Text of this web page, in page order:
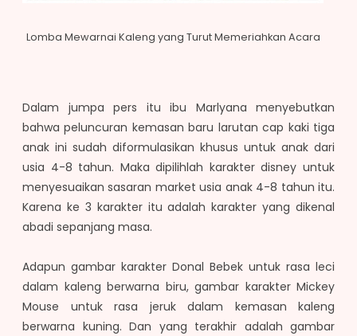
Lomba Mewarnai Kaleng yang Turut Memeriahkan Acara
Dalam jumpa pers itu ibu Marlyana menyebutkan
bahwa peluncuran kemasan baru larutan cap kaki tiga
anak ini sudah diformulasikan khusus untuk anak dari
usia 4-8 tahun. Maka dipilihlah karakter disney untuk
menyesuaikan sasaran market usia anak 4-8 tahun itu.
Karena ke 3 karakter itu adalah karakter yang dikenal
abadi sepanjang masa.
Adapun gambar karakter Donal Bebek untuk rasa leci
dalam kaleng berwarna biru, gambar karakter Mickey
Mouse untuk rasa jeruk dalam kemasan kaleng
berwarna kuning. Dan yang terakhir adalah gambar